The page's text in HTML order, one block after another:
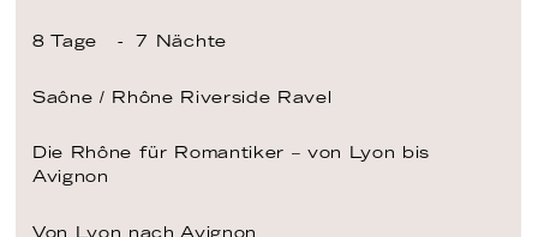
8 Tage 7 Nächte
Saône / Rhône Riverside Ravel
Die Rhône für Romantiker – von Lyon bis
Avignon
Von Lyon nach Avignon